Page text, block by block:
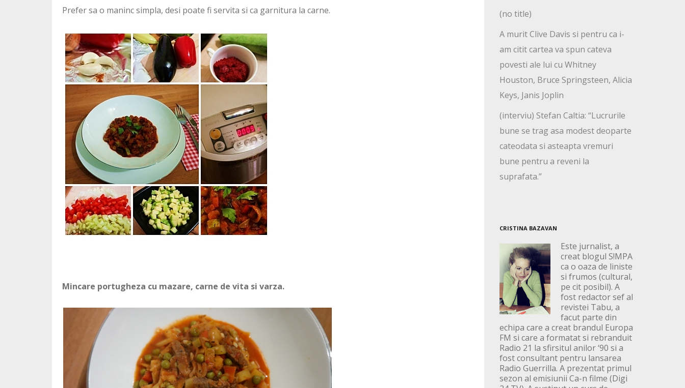
Prefer sa o maninc simpla, desi poate fi servita si ca garnitura la carne.
Mincare portugheza cu mazare, carne de vita si varza.
(no title)
A murit Clive Davis si pentru ca i-
am citit cartea va spun cateva
povesti ale lui cu Whitney
Houston, Bruce Springsteen, Alicia
Keys, Janis Joplin
(interviu) Stefan Caltia: “Lucrurile
bune se trag asa modest deoparte
cateodata si asteapta vremuri
bune pentru a reveni la
suprafata.”
CRISTINA BAZAVAN
Este jurnalist, a
creat blogul S!MPA
ca o oaza de liniste
si frumos (cultural,
pe cit posibil). A
fost redactor sef al
revistei Tabu, a
facut parte din
echipa care a creat brandul Europa
FM si care a formatat si rebranduit
Radio 21 la sfirsitul anilor ‘90 si a
fost consultant pentru lansarea
Radio Guerrilla. A prezentat primul
sezon al emisiunii Ca-n filme (Digi